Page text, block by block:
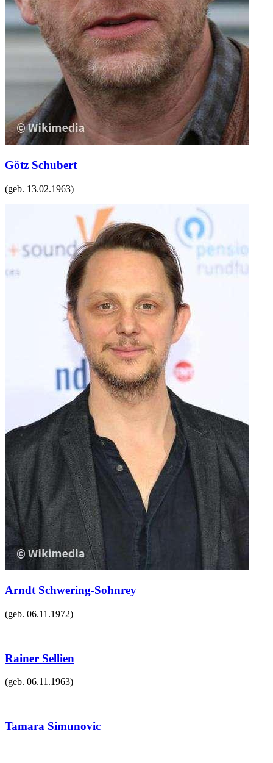
Götz Schubert
(geb. 13.02.1963)
Arndt Schwering-Sohnrey
(geb. 06.11.1972)
Rainer Sellien
(geb. 06.11.1963)
Tamara Simunovic